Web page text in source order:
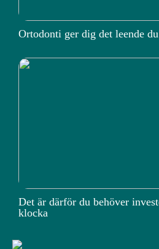
Ortodonti ger dig det leende
Det är därför du behöver
klocka